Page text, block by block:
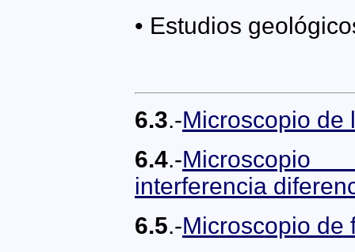
• Estudios
6.3.-Microscopio de
6.4.-
interferencia
6.5.-Microscopio de